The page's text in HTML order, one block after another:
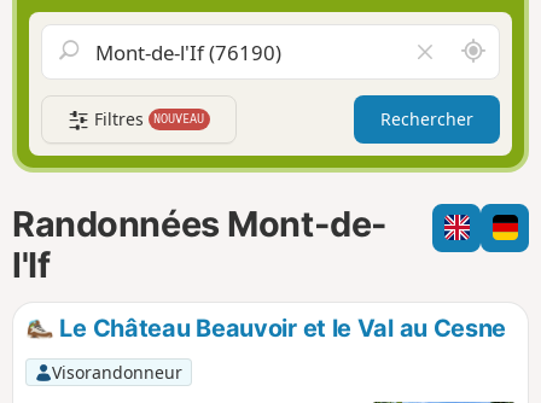
d
o
l
a
i
g
t
i
i
d
e
r
l
e
h
m
p
A
u
t
u
r
d
e
m
i
Filtres NOUVEAU Rechercher
Randonnées Mont-de-
l'If
Le Château Beauvoir et le Val au Cesne
Visorandonneur